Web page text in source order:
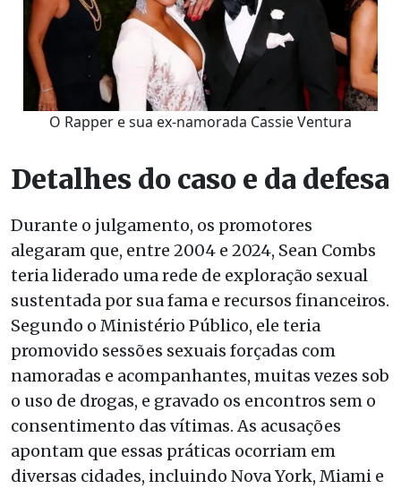
O Rapper e sua ex-namorada Cassie Ventura
Detalhes do caso e da defesa
Durante o julgamento, os promotores
alegaram que, entre 2004 e 2024, Sean Combs
teria liderado uma rede de exploração sexual
sustentada por sua fama e recursos financeiros.
Segundo o Ministério Público, ele teria
promovido sessões sexuais forçadas com
namoradas e acompanhantes, muitas vezes sob
o uso de drogas, e gravado os encontros sem o
consentimento das vítimas. As acusações
apontam que essas práticas ocorriam em
diversas cidades, incluindo Nova York, Miami e